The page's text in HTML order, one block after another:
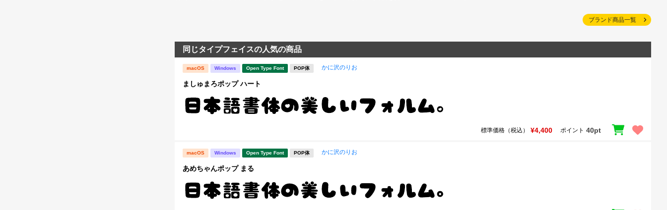
ブランド商品一覧
同じタイプフェイスの人気の商品
macOS Windows Open Type Font POP体 かに沢のりお
ましゅまろポップ ハート
標準価格（税込） ¥4,400 ポイント 40pt
macOS Windows Open Type Font POP体 かに沢のりお
あめちゃんポップ まる